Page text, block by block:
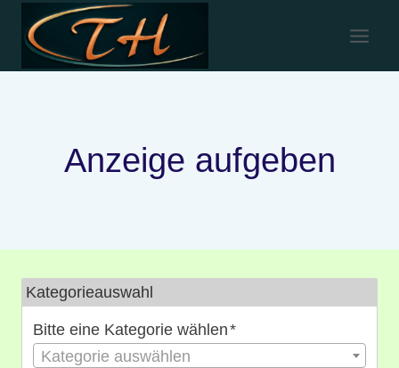
Inhalt
springen
Anzeige aufgeben
Kategorieauswahl
Bitte eine Kategorie wählen*
Kategorie auswählen